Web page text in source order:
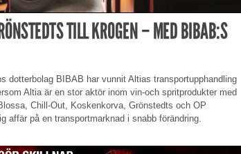
TILL KROGEN – MED BIBAB:S
dotterbolag BIBAB har vunnit Altias transportupphandling
Altia är en stor aktör inom vin-och spritprodukter med
Chill-Out, Koskenkorva, Grönstedts och OP
affär på en transportmarknad i snabb förändring.